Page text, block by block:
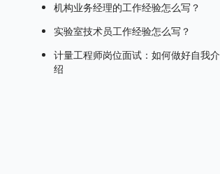
机构业务经理的工作经验怎么写？
实验室技术员工作经验怎么写？
计量工程师岗位面试：如何做好自我介
绍